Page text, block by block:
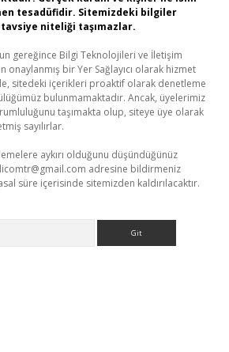
tesadüfidir. Sitemizdeki bilgiler
niteliği taşımazlar.
gereğince Bilgi Teknolojileri ve İletişim
onaylanmış bir Yer Sağlayıcı olarak hizmet
sitedeki içerikleri proaktif olarak denetleme
bulunmamaktadır. Ancak, üyelerimiz
taşımakta olup, siteye üye olarak
sayılırlar.
aykırı olduğunu düşündüğünüz
adresine bildirmeniz
süre içerisinde sitemizden kaldırılacaktır.